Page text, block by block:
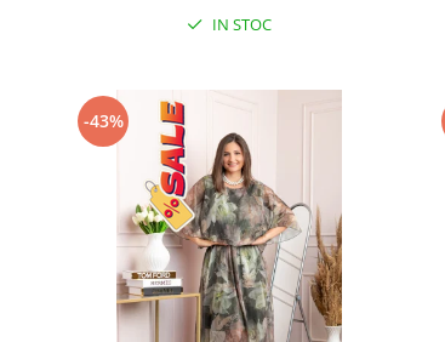
IN STOC
-43%